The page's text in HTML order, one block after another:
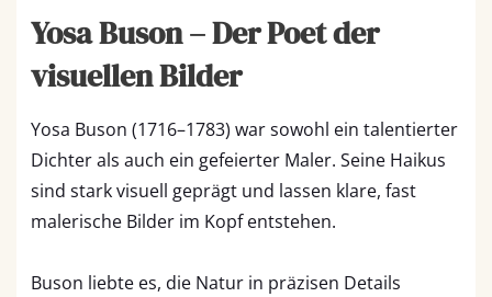
Yosa Buson – Der Poet der
visuellen Bilder
Yosa Buson (1716–1783) war sowohl ein talentierter
Dichter als auch ein gefeierter Maler. Seine Haikus
sind stark visuell geprägt und lassen klare, fast
malerische Bilder im Kopf entstehen.
Buson liebte es, die Natur in präzisen Details